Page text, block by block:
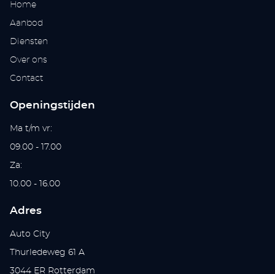
Home
Aanbod
Diensten
Over ons
Contact
Openingstijden
Ma t/m vr:
09.00 - 17.00
Za:
10.00 - 16.00
Adres
Auto City
Thurledeweg 61 A
3044 ER Rotterdam